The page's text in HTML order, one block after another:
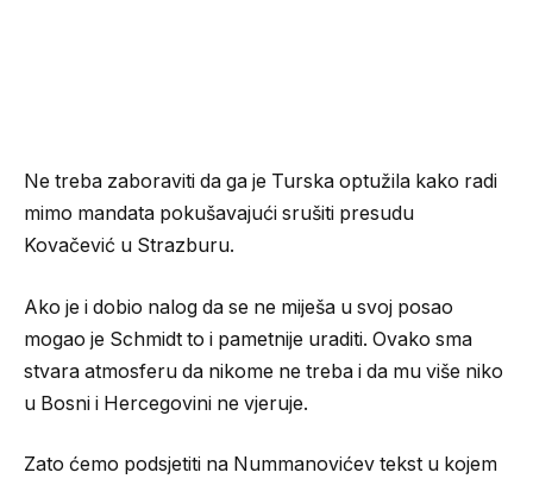
Ne treba zaboraviti da ga je Turska optužila kako radi
mimo mandata pokušavajući srušiti presudu
Kovačević u Strazburu.
Ako je i dobio nalog da se ne miješa u svoj posao
mogao je Schmidt to i pametnije uraditi. Ovako sma
stvara atmosferu da nikome ne treba i da mu više niko
u Bosni i Hercegovini ne vjeruje.
Zato ćemo podsjetiti na Nummanovićev tekst u kojem